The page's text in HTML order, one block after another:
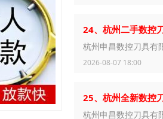
24、杭州二手数控
杭州申昌数控刀具有
2026-08-07 18:00
25、杭州全新数控
杭州申昌数控刀具有